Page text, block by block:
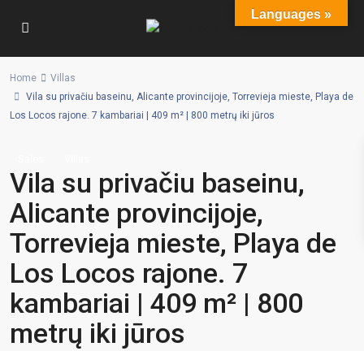
Home
Villas
Vila su privačiu baseinu, Alicante provincijoje, Torrevieja mieste, Playa de
Los Locos rajone. 7 kambariai | 409 m² | 800 metrų iki jūros
Vila su privačiu baseinu,
Alicante provincijoje,
Torrevieja mieste, Playa de
Los Locos rajone. 7
kambariai | 409 m² | 800
metrų iki jūros
Languages »